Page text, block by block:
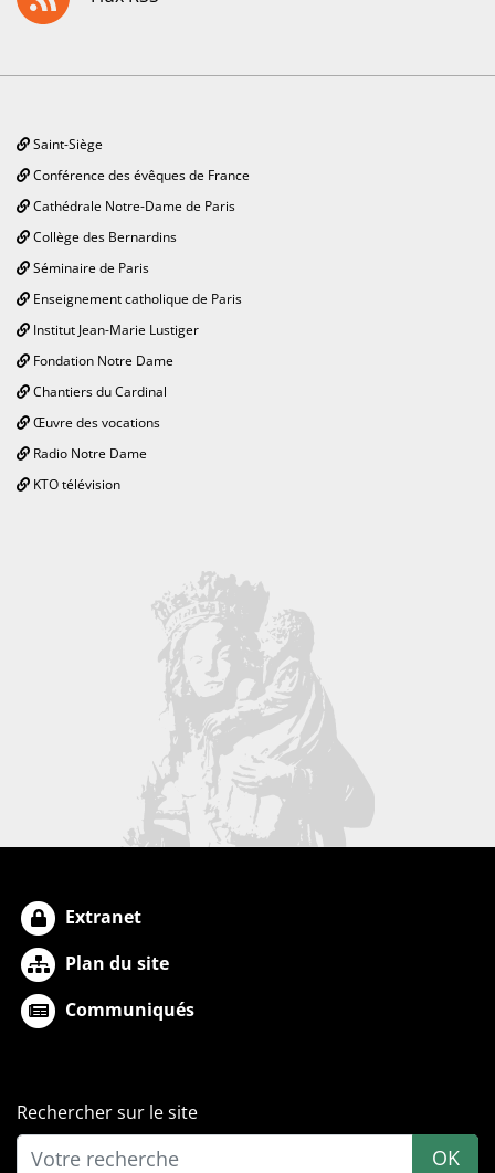
Saint-Siège
Conférence des évêques de France
Cathédrale Notre-Dame de Paris
Collège des Bernardins
Séminaire de Paris
Enseignement catholique de Paris
Institut Jean-Marie Lustiger
Fondation Notre Dame
Chantiers du Cardinal
Œuvre des vocations
Radio Notre Dame
KTO télévision
Extranet
Plan du site
Communiqués
Rechercher sur le site
OK